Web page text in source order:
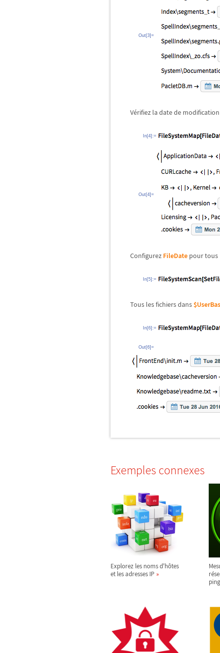
Out[3]=
Vérifiez la date de
In[4]:=
Out[4]=
Configurez FileDate pour tous
In[5]:=
Tous les fichiers dans
In[6]:=
Out[6]=
Exemples connexes
Explorez les noms d'hôtes
et les adresses IP